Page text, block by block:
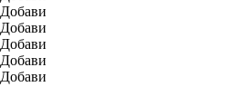
Добави
Добави
Добави
Добави
Добави